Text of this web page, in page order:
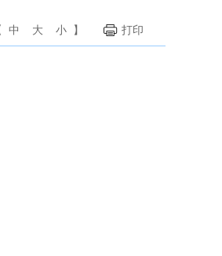
中 大 小 】 打印